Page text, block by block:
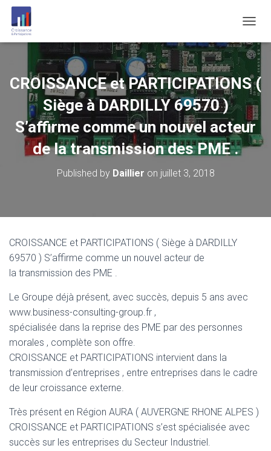
U
V
I
R
/
F
E
R
M
CROISSANCE et PARTICIPATIONS (
Siège à DARDILLY 69570 )
S’affirme comme un nouvel acteur
de la transmission des PME .
Published by Daillier on juillet 3, 2018
CROISSANCE et PARTICIPATIONS ( Siège à DARDILLY
69570 ) S’affirme comme un nouvel acteur de
la transmission des PME .
Le Groupe déjà présent, avec succès, depuis 5 ans avec
www.business-consulting-group.fr ,
spécialisée dans la reprise des PME par des personnes
morales , complète son offre.
CROISSANCE et PARTICIPATIONS intervient dans la
transmission d’entreprises , entre entreprises dans le cadre
de leur croissance externe.
Très présent en Région AURA ( AUVERGNE RHONE ALPES )
CROISSANCE et PARTICIPATIONS s’est spécialisée avec
succès sur les entreprises du Secteur Industriel.